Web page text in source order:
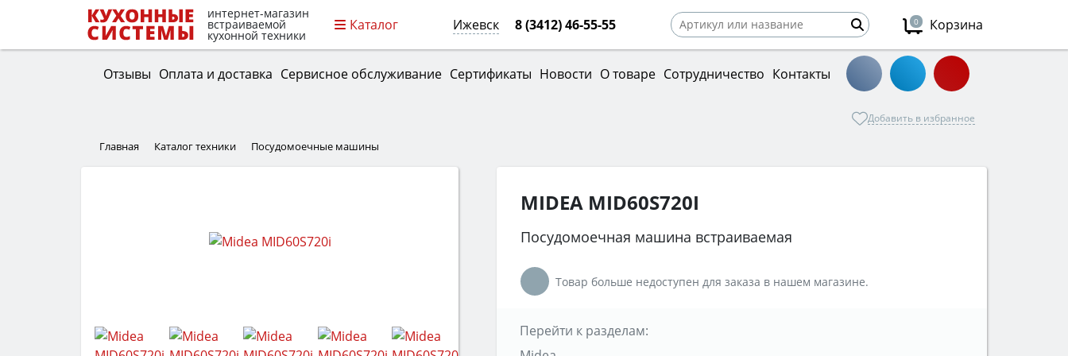
интернет-магазин
встраиваемой
кухонной техники
Каталог Ижевск 8 (3412) 46-55-55 0 Корзина
Отзывы Оплата и доставка Сервисное обслуживание Сертификаты Новости О товаре Сотрудничество Контакты
Добавить в избранное
Главная Каталог техники Посудомоечные машины
MIDEA MID60S720I
Посудомоечная машина встраиваемая
Товар больше недоступен для заказа в нашем магазине.
Перейти к разделам: